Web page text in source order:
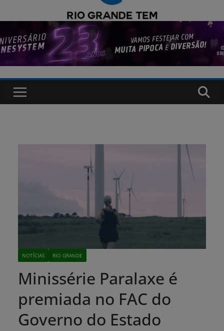
NOTÍCIAS RIO GRANDE
Minissérie Paralaxe é
premiada no FAC do
Governo do Estado